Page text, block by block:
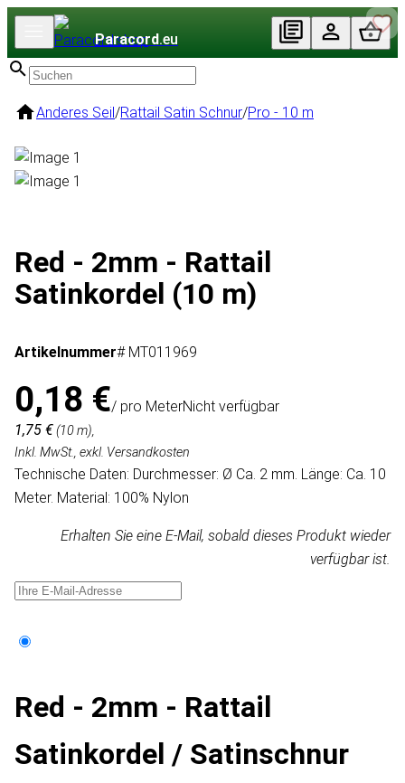
Paracord.eu
Anderes Seil/Rattail Satin Schnur/Pro - 10 m
Red - 2mm - Rattail
Satinkordel (10 m)
Artikelnummer# MT011969
0,18 €/ pro MeterNicht verfügbar
1,75 €(10 m),
Inkl. MwSt., exkl. Versandkosten
Technische Daten: Durchmesser: Ø Ca. 2 mm. Länge: Ca. 10
Meter. Material: 100% Nylon
Erhalten Sie eine E-Mail, sobald dieses Produkt wieder
verfügbar ist.
Red - 2mm - Rattail
Satinkordel / Satinschnur